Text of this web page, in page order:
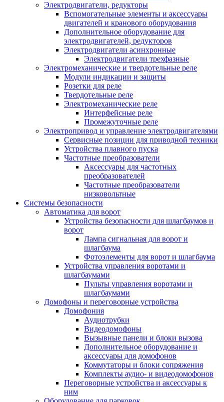
Электродвигатели, редукторы
Вспомогательные элементы и аксессуары
двигателей и кранового оборудования
Дополнительное оборудование для
электродвигателей, редукторов
Электродвигатели асинхронные
Электродвигатели трехфазные
Электромеханические и твердотельные реле
Модули индикации и защиты
Розетки для реле
Твердотельные реле
Электромеханические реле
Интерфейсные реле
Промежуточные реле
Электропривод и управление электродвигателями
Сервисные позиции для приводной техники
Устройства плавного пуска
Частотные преобразователи
Аксессуары для частотных
преобразователей
Частотные преобразователи
низковольтные
Системы безопасности
Автоматика для ворот
Устройства безопасности для шлагбаумов и
ворот
Лампа сигнальная для ворот и
шлагбаума
Фотоэлементы для ворот и шлагбаума
Устройства управления воротами и
шлагбаумами
Пульты управления воротами и
шлагбаумами
Домофоны и переговорные устройства
Домофония
Аудиотрубки
Видеодомофоны
Вызывные панели и блоки вызова
Дополнительное оборудование и
аксессуары для домофонов
Коммутаторы и блоки сопряжения
Комплекты аудио- и видеодомофонов
Переговорные устройства и аксессуары к
ним